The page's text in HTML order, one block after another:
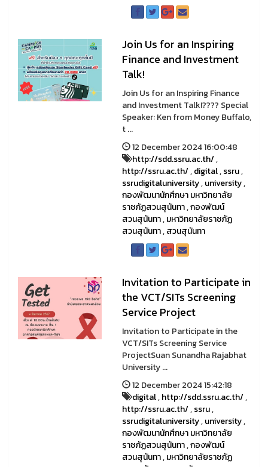
Join Us for an Inspiring
Finance and Investment
Talk!
Join Us for an Inspiring Finance
and Investment Talk!???? Special
Speaker: Ken from Money Buffalo,
t ...
12 December 2024 16:00:48
http://sdd.ssru.ac.th/,
http://ssru.ac.th/,digital,ssru,
ssrudigitaluniversity,university,
กองพัฒนานักศึกษา มหาวิทยาลัย
ราชภัฏสวนสุนันทา,กองพัฒน์
สวนสุนันทา,มหาวิทยาลัยราชภัฏ
สวนสุนันทา,สวนสุนันทา
Invitation to Participate in
the VCT/SITs Screening
Service Project
Invitation to Participate in the
VCT/SITs Screening Service
ProjectSuan Sunandha Rajabhat
University ...
12 December 2024 15:42:18
digital,http://sdd.ssru.ac.th/,
http://ssru.ac.th/,ssru,
ssrudigitaluniversity,university,
กองพัฒนานักศึกษา มหาวิทยาลัย
ราชภัฏสวนสุนันทา,กองพัฒน์
สวนสุนันทา,มหาวิทยาลัยราชภัฏ